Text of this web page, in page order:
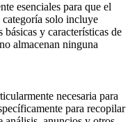
esenciales para que el
solo incluye
y características de
almacenan ninguna
necesaria para
para recopilar